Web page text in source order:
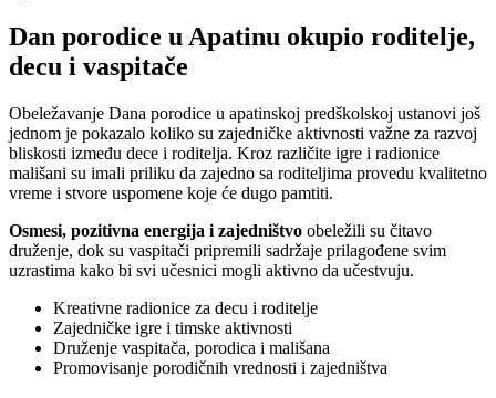
Dan porodice u Apatinu okupio roditelje,
decu i vaspitače
Obeležavanje Dana porodice u apatinskoj predškolskoj ustanovi još
jednom je pokazalo koliko su zajedničke aktivnosti važne za razvoj
bliskosti između dece i roditelja. Kroz različite igre i radionice
mališani su imali priliku da zajedno sa roditeljima provedu kvalitetno
vreme i stvore uspomene koje će dugo pamtiti.
Osmesi, pozitivna energija i zajedništvo obeležili su čitavo
druženje, dok su vaspitači pripremili sadržaje prilagođene svim
uzrastima kako bi svi učesnici mogli aktivno da učestvuju.
Kreativne radionice za decu i roditelje
Zajedničke igre i timske aktivnosti
Druženje vaspitača, porodica i mališana
Promovisanje porodičnih vrednosti i zajedništva